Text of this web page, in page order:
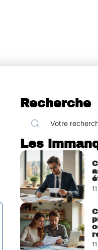
Recherche
Les